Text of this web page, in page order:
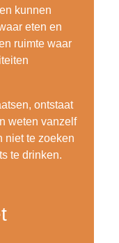
kunnen
eten en
ruimte waar
ontstaat
weten vanzelf
niet te zoeken
te drinken.